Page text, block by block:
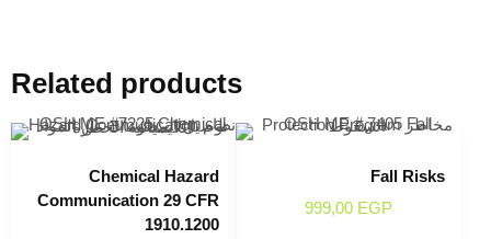
Related products
Chemical Hazard
Communication 29 CFR
1910.1200
Fall Risks
999,00 EGP